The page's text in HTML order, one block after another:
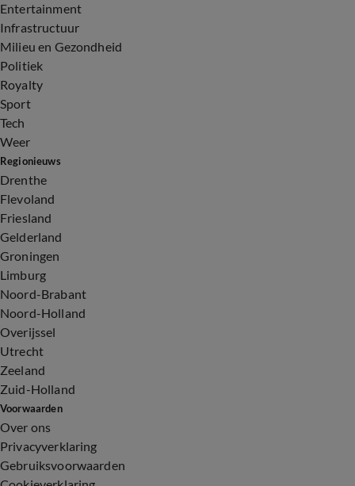
Entertainment
Infrastructuur
Milieu en Gezondheid
Politiek
Royalty
Sport
Tech
Weer
Regionieuws
Drenthe
Flevoland
Friesland
Gelderland
Groningen
Limburg
Noord-Brabant
Noord-Holland
Overijssel
Utrecht
Zeeland
Zuid-Holland
Voorwaarden
Over ons
Privacyverklaring
Gebruiksvoorwaarden